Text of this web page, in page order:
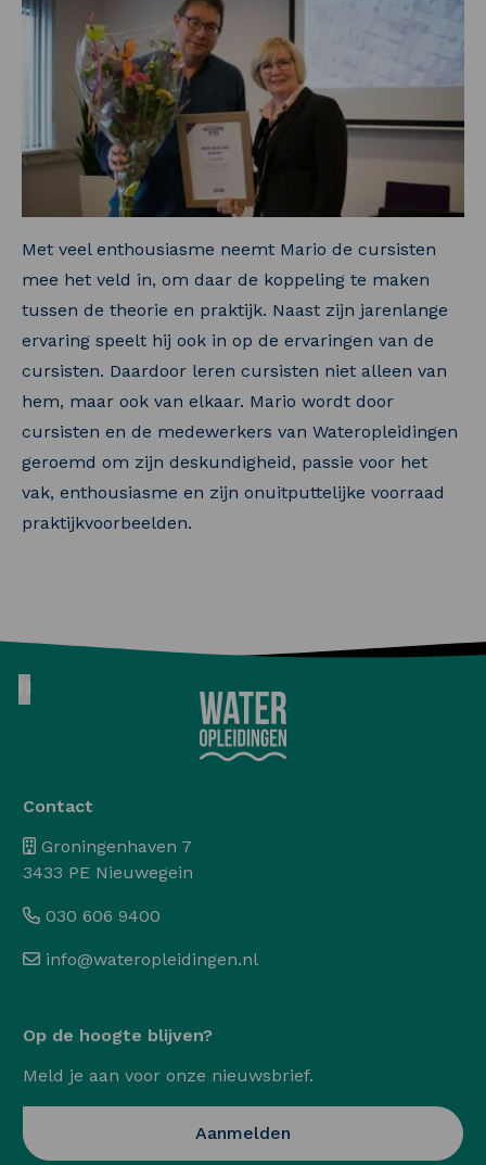
Met veel enthousiasme neemt Mario de cursisten
mee het veld in, om daar de koppeling te maken
tussen de theorie en praktijk. Naast zijn jarenlange
ervaring speelt hij ook in op de ervaringen van de
cursisten. Daardoor leren cursisten niet alleen van
hem, maar ook van elkaar. Mario wordt door
cursisten en de medewerkers van Wateropleidingen
geroemd om zijn deskundigheid, passie voor het
vak, enthousiasme en zijn onuitputtelijke voorraad
praktijkvoorbeelden.
Contact
Groningenhaven 7
3433 PE Nieuwegein
030 606 9400
info@wateropleidingen.nl
Op de hoogte blijven?
Meld je aan voor onze nieuwsbrief.
Aanmelden Opent in een nieuwe